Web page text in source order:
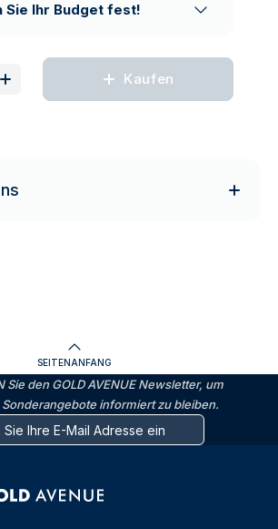
Sie Ihr Budget fest!
Kaufen
SEITENANFANG
Sie den GOLD AVENUE Newsletter, um
informiert zu bleiben.